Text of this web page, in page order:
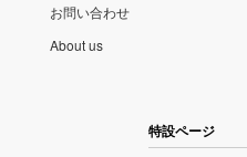
お問い合わせ
About us
特設ページ